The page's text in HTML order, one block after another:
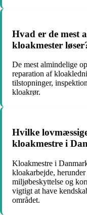
Hvad er de mest
kloakmester
De mest almindelige
reparation af
tilstopninger,
kloakrør.
Hvilke
kloakmestre i
Kloakmestre i
kloakarbejde,
miljøbeskyttelse og
vigtigt at have
området.